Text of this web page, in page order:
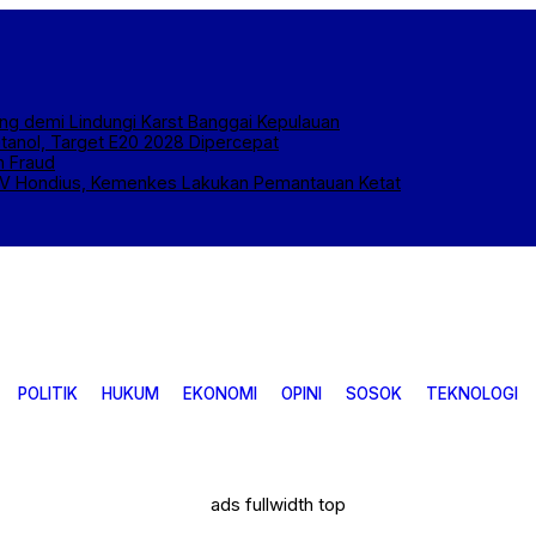
demi Lindungi Karst Banggai Kepulauan
Target E20 2028 Dipercepat
Fraud
Hondius, Kemenkes Lakukan Pemantauan Ketat
POLITIK HUKUM EKONOMI OPINI SOSOK TEKNOLOGI